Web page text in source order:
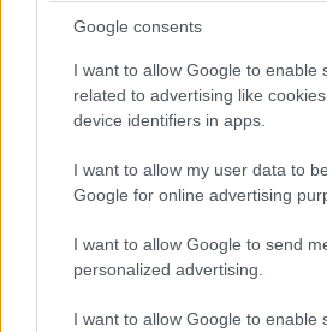
Google consents
I want to allow Google to enable
related to advertising like
device identifiers in apps.
I want to allow my user data to
Google for online advertising
I want to allow Google to send
personalized advertising.
I want to allow Google to enable
esetében, amik egyébként is